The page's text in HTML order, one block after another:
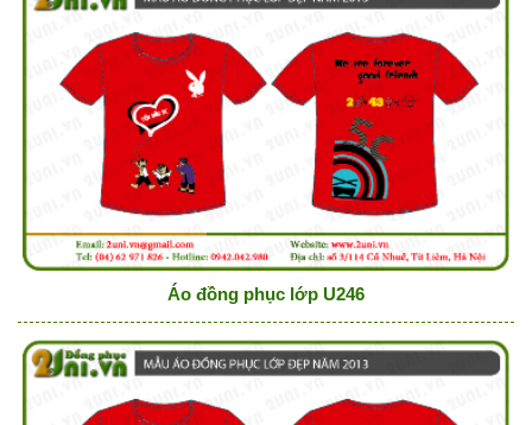
Áo đồng phục lớp U246